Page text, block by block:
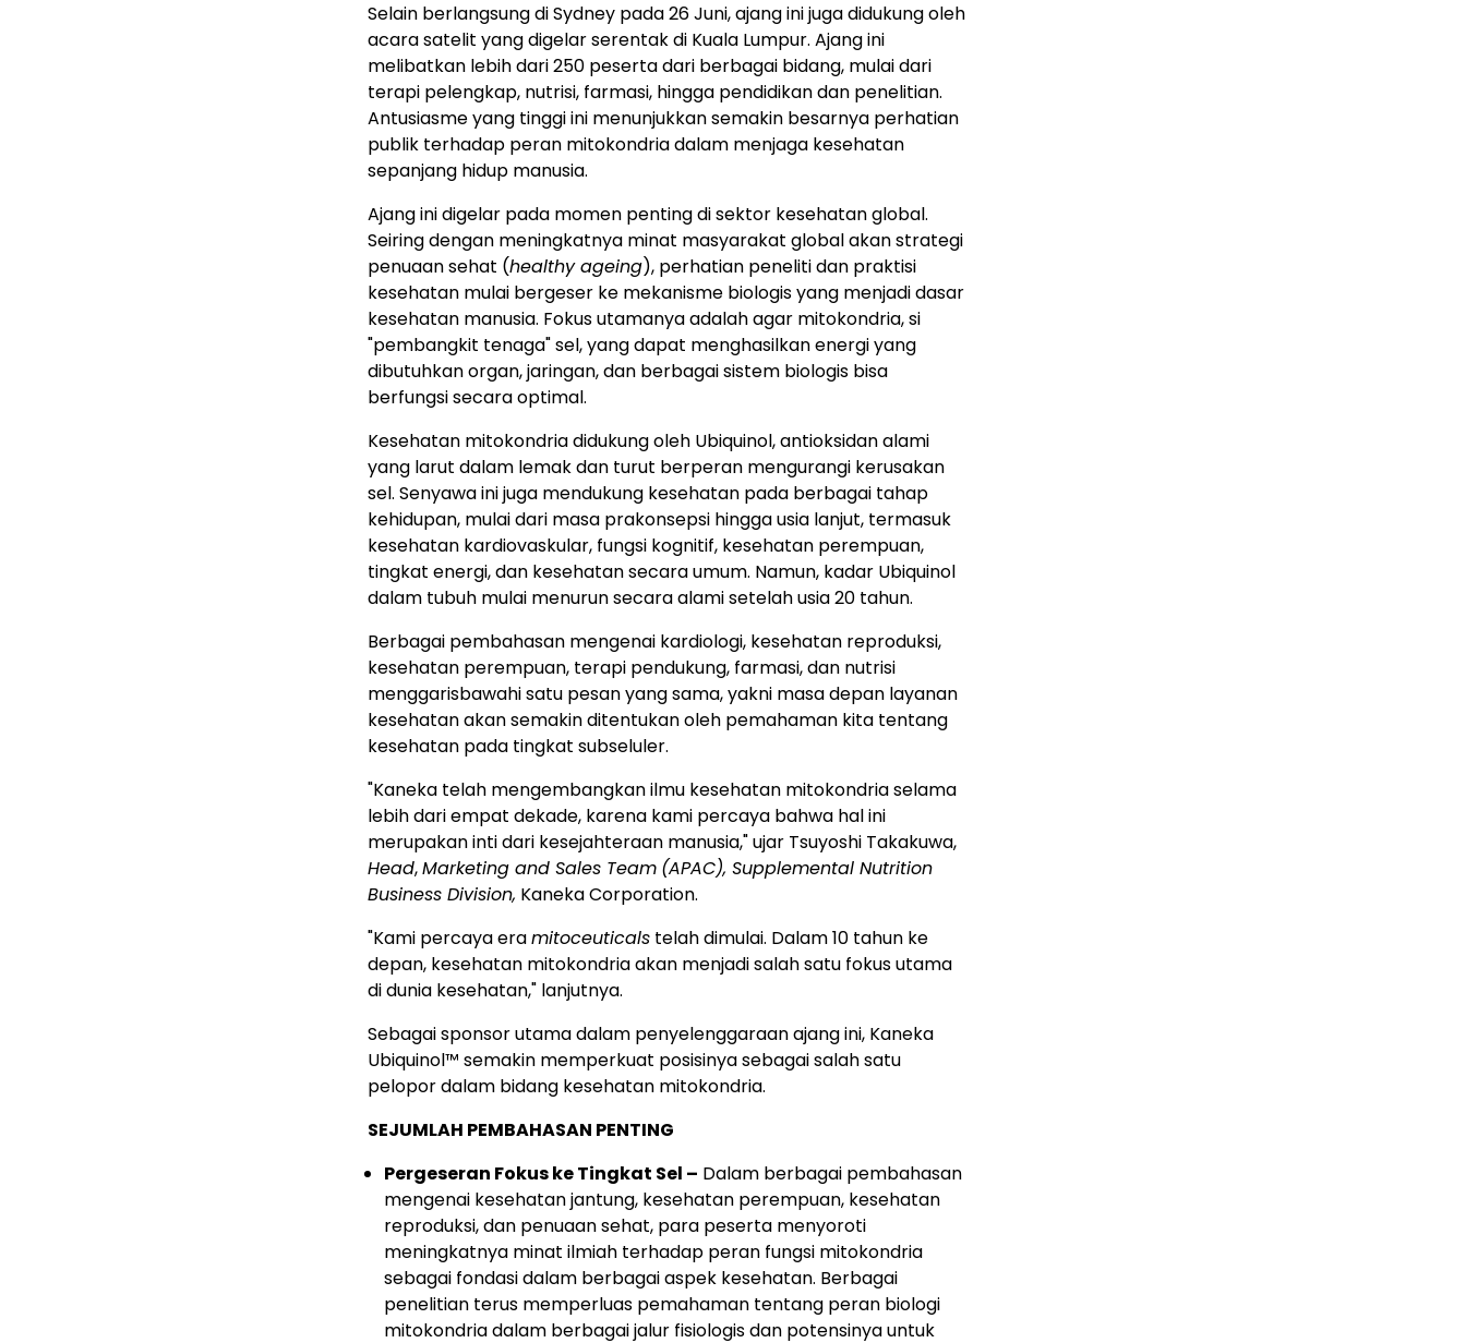
Selain berlangsung di Sydney pada 26 Juni, ajang ini juga didukung oleh
acara satelit yang digelar serentak di Kuala Lumpur. Ajang ini
melibatkan lebih dari 250 peserta dari berbagai bidang, mulai dari
terapi pelengkap, nutrisi, farmasi, hingga pendidikan dan penelitian.
Antusiasme yang tinggi ini menunjukkan semakin besarnya perhatian
publik terhadap peran mitokondria dalam menjaga kesehatan
sepanjang hidup manusia.
Ajang ini digelar pada momen penting di sektor kesehatan global.
Seiring dengan meningkatnya minat masyarakat global akan strategi
penuaan sehat (healthy ageing), perhatian peneliti dan praktisi
kesehatan mulai bergeser ke mekanisme biologis yang menjadi dasar
kesehatan manusia. Fokus utamanya adalah agar mitokondria, si
"pembangkit tenaga" sel, yang dapat menghasilkan energi yang
dibutuhkan organ, jaringan, dan berbagai sistem biologis bisa
berfungsi secara optimal.
Kesehatan mitokondria didukung oleh Ubiquinol, antioksidan alami
yang larut dalam lemak dan turut berperan mengurangi kerusakan
sel. Senyawa ini juga mendukung kesehatan pada berbagai tahap
kehidupan, mulai dari masa prakonsepsi hingga usia lanjut, termasuk
kesehatan kardiovaskular, fungsi kognitif, kesehatan perempuan,
tingkat energi, dan kesehatan secara umum. Namun, kadar Ubiquinol
dalam tubuh mulai menurun secara alami setelah usia 20 tahun.
Berbagai pembahasan mengenai kardiologi, kesehatan reproduksi,
kesehatan perempuan, terapi pendukung, farmasi, dan nutrisi
menggarisbawahi satu pesan yang sama, yakni masa depan layanan
kesehatan akan semakin ditentukan oleh pemahaman kita tentang
kesehatan pada tingkat subseluler.
"Kaneka telah mengembangkan ilmu kesehatan mitokondria selama
lebih dari empat dekade, karena kami percaya bahwa hal ini
merupakan inti dari kesejahteraan manusia," ujar Tsuyoshi Takakuwa,
Head,Marketing and Sales Team (APAC), Supplemental Nutrition
Business Division, Kaneka Corporation.
"Kami percaya eramitoceuticals telah dimulai. Dalam 10 tahun ke
depan, kesehatan mitokondria akan menjadi salah satu fokus utama
di dunia kesehatan," lanjutnya.
Sebagai sponsor utama dalam penyelenggaraan ajang ini, Kaneka
Ubiquinol™ semakin memperkuat posisinya sebagai salah satu
pelopor dalam bidang kesehatan mitokondria.
SEJUMLAH PEMBAHASAN PENTING
Pergeseran Fokus ke Tingkat Sel – Dalam berbagai pembahasan
mengenai kesehatan jantung, kesehatan perempuan, kesehatan
reproduksi, dan penuaan sehat, para peserta menyoroti
meningkatnya minat ilmiah terhadap peran fungsi mitokondria
sebagai fondasi dalam berbagai aspek kesehatan. Berbagai
penelitian terus memperluas pemahaman tentang peran biologi
mitokondria dalam berbagai jalur fisiologis dan potensinya untuk